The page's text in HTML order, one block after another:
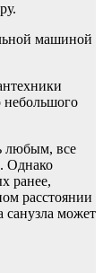
машиной
небольшого
любым, все
Однако
ранее,
расстоянии
санузла может